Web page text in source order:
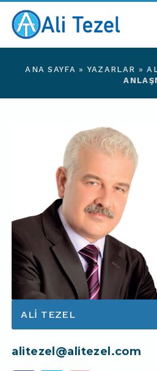
ANA SAYFA »YAZARLAR »
ALI TEZEL
alitezel@alitezel.com